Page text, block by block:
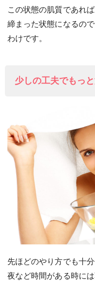
この状態の肌質であれ
締まった状態になるの
わけです。
少しの工夫でもっ
先ほどのやり方でも十
夜など時間がある時に